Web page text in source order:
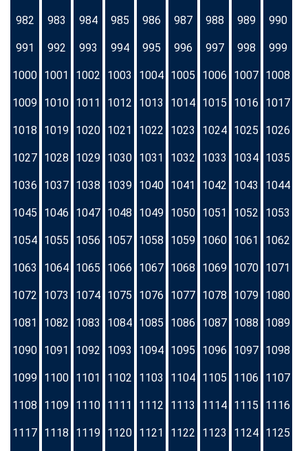
982 983 984 985 986 987 988 989 990
991 992 993 994 995 996 997 998 999
1000 1001 1002 1003 1004 1005 1006 1007 1008
1009 1010 1011 1012 1013 1014 1015 1016 1017
1018 1019 1020 1021 1022 1023 1024 1025 1026
1027 1028 1029 1030 1031 1032 1033 1034 1035
1036 1037 1038 1039 1040 1041 1042 1043 1044
1045 1046 1047 1048 1049 1050 1051 1052 1053
1054 1055 1056 1057 1058 1059 1060 1061 1062
1063 1064 1065 1066 1067 1068 1069 1070 1071
1072 1073 1074 1075 1076 1077 1078 1079 1080
1081 1082 1083 1084 1085 1086 1087 1088 1089
1090 1091 1092 1093 1094 1095 1096 1097 1098
1099 1100 1101 1102 1103 1104 1105 1106 1107
1108 1109 1110 1111 1112 1113 1114 1115 1116
1117 1118 1119 1120 1121 1122 1123 1124 1125